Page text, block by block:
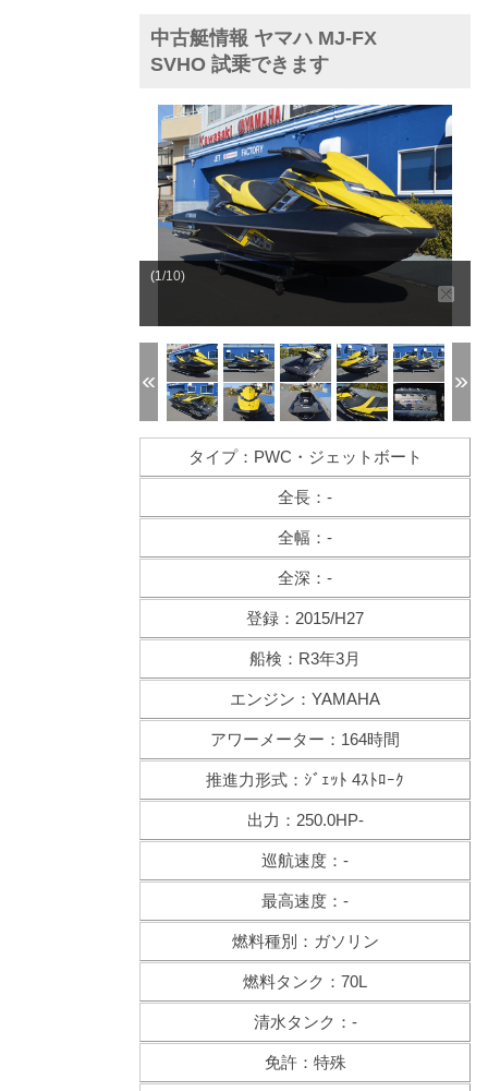
中古艇情報 ヤマハ MJ-FX
SVHO 試乗できます
(1/10)
タイプ：PWC・ジェットボート
全長：-
全幅：-
全深：-
登録：2015/H27
船検：R3年3月
エンジン：YAMAHA
アワーメーター：164時間
推進力形式：ｼﾞｪｯﾄ 4ｽﾄﾛｰｸ
出力：250.0HP-
巡航速度：-
最高速度：-
燃料種別：ガソリン
燃料タンク：70L
清水タンク：-
免許：特殊